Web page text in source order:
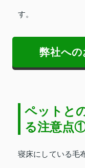
す。
弊社への
ペットと
る注意点
寝床にしている毛